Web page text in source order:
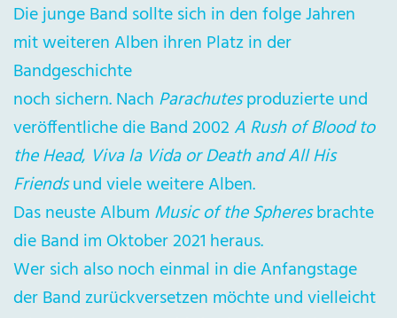
Die junge Band sollte sich in den folge Jahren
mit weiteren Alben ihren Platz in der
Bandgeschichte
noch sichern. Nach Parachutesproduzierte und
veröffentliche die Band 2002 A Rush of Blood to
the Head, Viva la Vida or Death and All His
Friendsund viele weitere Alben.
Das neuste Album Music of the Spheresbrachte
die Band im Oktober 2021 heraus.
Wer sich also noch einmal in die Anfangstage
der Band zurückversetzen möchte und vielleicht